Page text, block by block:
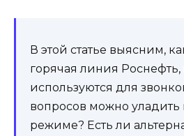
В этой статье выясним,
горячая линия Роснефть,
используются для
вопросов можно уладить
режиме? Есть ли